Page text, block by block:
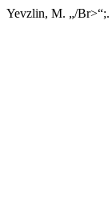
Yevzlin, M. „/Br>“;.